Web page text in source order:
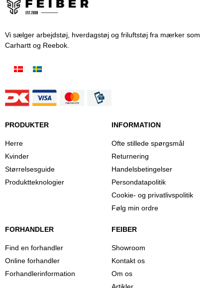
Vi sælger arbejdstøj, hverdagstøj og friluftstøj fra mærker som
Carhartt og Reebok.
PRODUKTER
Herre
Kvinder
Størrelsesguide
Produktteknologier
INFORMATION
Ofte stillede spørgsmål
Returnering
Handelsbetingelser
Persondatapolitik
Cookie- og privatlivspolitik
Følg min ordre
FORHANDLER
Find en forhandler
Online forhandler
Forhandlerinformation
FEIBER
Showroom
Kontakt os
Om os
Artikler